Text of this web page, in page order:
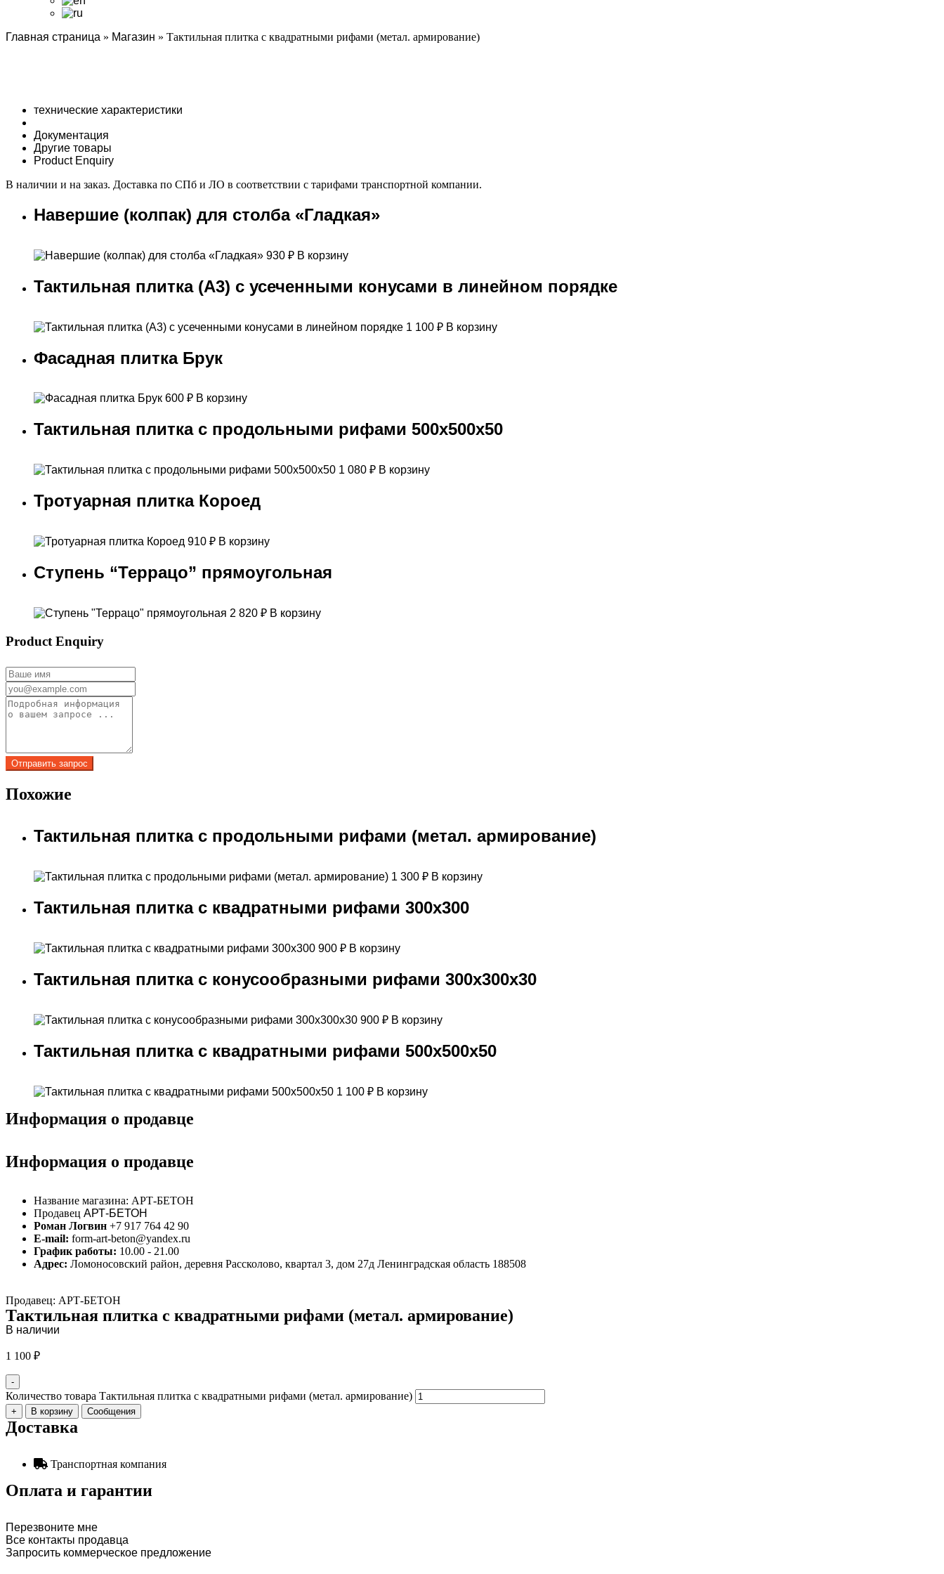
Главная страница » Магазин » Тактильная плитка с квадратными рифами (метал. армирование)
технические характеристики
Документация
Другие товары
Product Enquiry
В наличии и на заказ. Доставка по СПб и ЛО в соответствии с тарифами транспортной компании.
Навершие (колпак) для столба «Гладкая»
930 ₽ В корзину
Тактильная плитка (А3) c усеченными конусами в линейном порядке
1 100 ₽ В корзину
Фасадная плитка Брук
600 ₽ В корзину
Тактильная плитка с продольными рифами 500х500х50
1 080 ₽ В корзину
Тротуарная плитка Короед
910 ₽ В корзину
Ступень “Террацо” прямоугольная
2 820 ₽ В корзину
Product Enquiry
Похожие
Тактильная плитка с продольными рифами (метал. армирование)
1 300 ₽ В корзину
Тактильная плитка с квадратными рифами 300х300
900 ₽ В корзину
Тактильная плитка с конусообразными рифами 300х300х30
900 ₽ В корзину
Тактильная плитка с квадратными рифами 500х500х50
1 100 ₽ В корзину
Информация о продавце
Информация о продавце
Название магазина: АРТ-БЕТОН
Продавец АРТ-БЕТОН
Роман Логвин +7 917 764 42 90
E-mail: form-art-beton@yandex.ru
График работы: 10.00 - 21.00
Адрес: Ломоносовский район, деревня Рассколово, квартал 3, дом 27д Ленинградская область 188508
Продавец: АРТ-БЕТОН
Тактильная плитка с квадратными рифами (метал. армирование)
В наличии
1 100 ₽
-
Количество товара Тактильная плитка с квадратными рифами (метал. армирование)
+ В корзину Сообщения
Доставка
Транспортная компания
Оплата и гарантии
Перезвоните мне
Все контакты продавца
Запросить коммерческое предложение